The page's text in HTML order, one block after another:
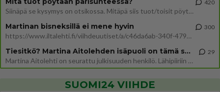
Siinäpä se kysymys on otsikossa. Mitäpä siis tuot/toisit pöytään parisuhteessa? Oletko mies vai nainen? Koetko sen mitä
420
Martinan bisneksillä ei mene hyvin
https://www.iltalehti.fi/viihdeuutiset/a/c46da6ab-340f-4790-aaa7-0865eed2336 Yrityksen konkurssihakemus on tullut kärä
300
Tiesitkö? Martina Aitolehden isäpuoli on tämä suosittu laulaja
Martina Aitolehti on seurattu julkisuuden henkilö. Lähipiiriin mahtuu muitakin tunnettuja henkilöitä. Tiesitkö, että Ma
29
SUOMI24 VIIHDE